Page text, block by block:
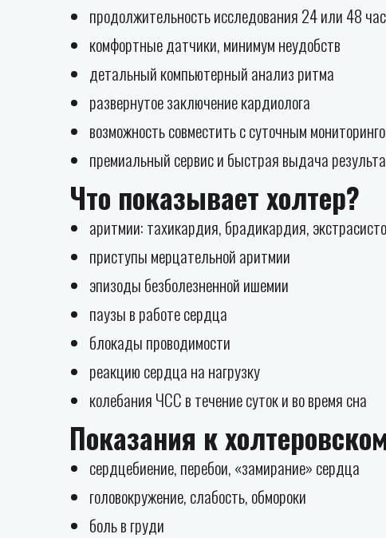
продолжительность исследования 24 или 48
комфортные датчики, минимум неудобств
детальный компьютерный анализ ритма
развернутое заключение кардиолога
возможность совместить с суточным
премиальный сервис и быстрая выдача
Что показывает холтер?
аритмии: тахикардия, брадикардия,
приступы мерцательной аритмии
эпизоды безболезненной ишемии
паузы в работе сердца
блокады проводимости
реакцию сердца на нагрузку
колебания ЧСС в течение суток и во время сна
Показания к
сердцебиение, перебои, «замирание» сердца
головокружение, слабость, обмороки
боль в груди